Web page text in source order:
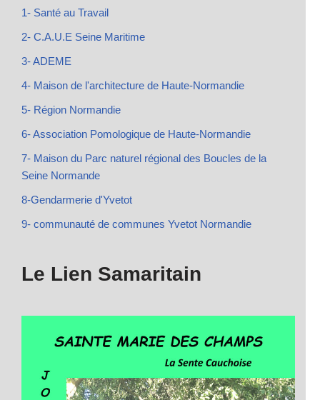
1- Santé au Travail
2- C.A.U.E Seine Maritime
3- ADEME
4- Maison de l'architecture de Haute-Normandie
5- Région Normandie
6- Association Pomologique de Haute-Normandie
7- Maison du Parc naturel régional des Boucles de la
Seine Normande
8-Gendarmerie d'Yvetot
9- communauté de communes Yvetot Normandie
Le Lien Samaritain